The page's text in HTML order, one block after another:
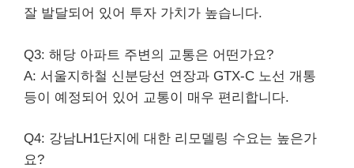
잘 발달되어 있어 투자 가치가 높습니다.
Q3: 해당 아파트 주변의 교통은 어떤가요?
A: 서울지하철 신분당선 연장과 GTX-C 노선 개통
등이 예정되어 있어 교통이 매우 편리합니다.
Q4: 강남LH1단지에 대한 리모델링 수요는 높은가
요?